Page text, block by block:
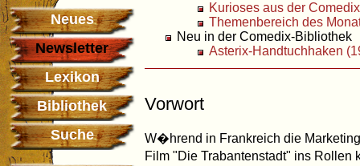
Neues
Newsletter
Lexikon
Bibliothek
Suche
Kurioses aus der
Themenbereich des
Neu in der Comedix-Bibliothek
Asterix-Handtuchhaken
Vorwort
W�hrend in Frankreich die
Film "Die Trabantenstadt" ins